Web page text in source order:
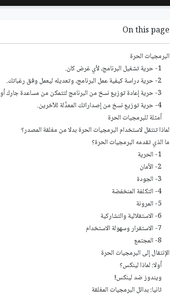
On this page
البرمجيات الحرة
1- حرية تشغيل البرنامج، لأي غرض كان.
2- حرية دراسة كيفية عمل البرنامج، وتعديله ليعمل وفق رغباتك.
3- حرية إعادة توزيع نسخ من البرنامج لتتمكن من مساعدة جارك أو صديقك.
4- حرية توزيع نسخ من إصداراتك المعدَّلة للآخرين.
أمثلة للبرمجيات الحرة
لماذا تنتقل لاستخدام البرمجيات الحرة بدلا من مغلقة المصدر؟
ما الذي تقدمه البرمجيات الحرة؟
1- الحرية
2- الأمان
3- الجودة
4- التكلفة المنخفضة
5- المرونة
6- الاستقلالية والتشاركية
7- الاستقرار وسهولة الاستخدام
8- المجتمع
اﻹنتقال إلى البرمجيات الحرة
أولا: لماذا لينكس؟
ويندوز ضد لينكس!
ثانيا: بدائل البرمجيات المغلقة